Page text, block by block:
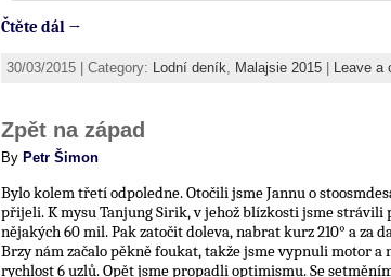
Čtěte dál →
30/03/2015 | Category: Lodní deník, Malajsie 2015 Leave a
Zpět na západ
By Petr Šimon
Bylo kolem třetí odpoledne. Otočili jsme Jannu o
přijeli. K mysu Tanjung Sirik, v jehož blízkosti jsme strávili
nějakých 60 mil. Pak zatočit doleva, nabrat kurz 210° a za
Brzy nám začalo pěkně foukat, takže jsme vypnuli motor
rychlost 6 uzlů. Opět jsme propadli optimismu. Se